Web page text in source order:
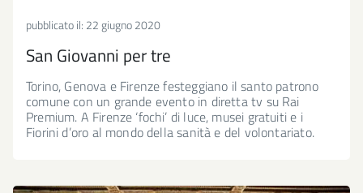
pubblicato il: 22 giugno 2020
San Giovanni per tre
Torino, Genova e Firenze festeggiano il santo patrono
comune con un grande evento in diretta tv su Rai
Premium. A Firenze ‘fochi’ di luce, musei gratuiti e i
Fiorini d’oro al mondo della sanità e del volontariato.